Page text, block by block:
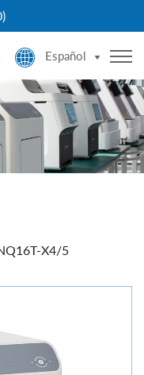
)
Español
X4/5